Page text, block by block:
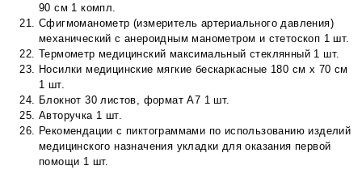
90 см 1 компл.
Сфигмоманометр (измеритель артериального давления)
механический с анероидным манометром и стетоскоп 1 шт.
Термометр медицинский максимальный стеклянный 1 шт.
Носилки медицинские мягкие бескаркасные 180 см х 70 см
1 шт.
Блокнот 30 листов, формат А7 1 шт.
Авторучка 1 шт.
Рекомендации с пиктограммами по использованию изделий
медицинского назначения укладки для оказания первой
помощи 1 шт.